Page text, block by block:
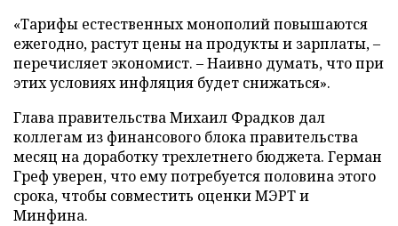
«Тарифы естественных монополий повышаются
ежегодно, растут цены на продукты и зарплаты, –
перечисляет экономист. – Наивно думать, что при
этих условиях инфляция будет снижаться».
Глава правительства Михаил Фрадков дал
коллегам из финансового блока правительства
месяц на доработку трехлетнего бюджета. Герман
Греф уверен, что ему потребуется половина этого
срока, чтобы совместить оценки МЭРТ и
Минфина.